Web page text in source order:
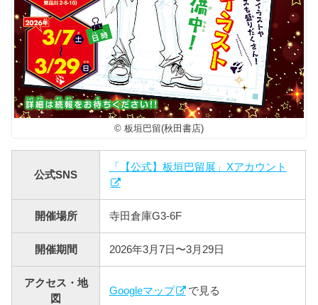
© 板垣巴留(秋田書店)
公式SNS
「【公式】板垣巴留展」Xアカウント
開催場所 寺田倉庫G3-6F
開催期間 2026年3月7日〜3月29日
アクセス・地
図
Googleマップ で見る